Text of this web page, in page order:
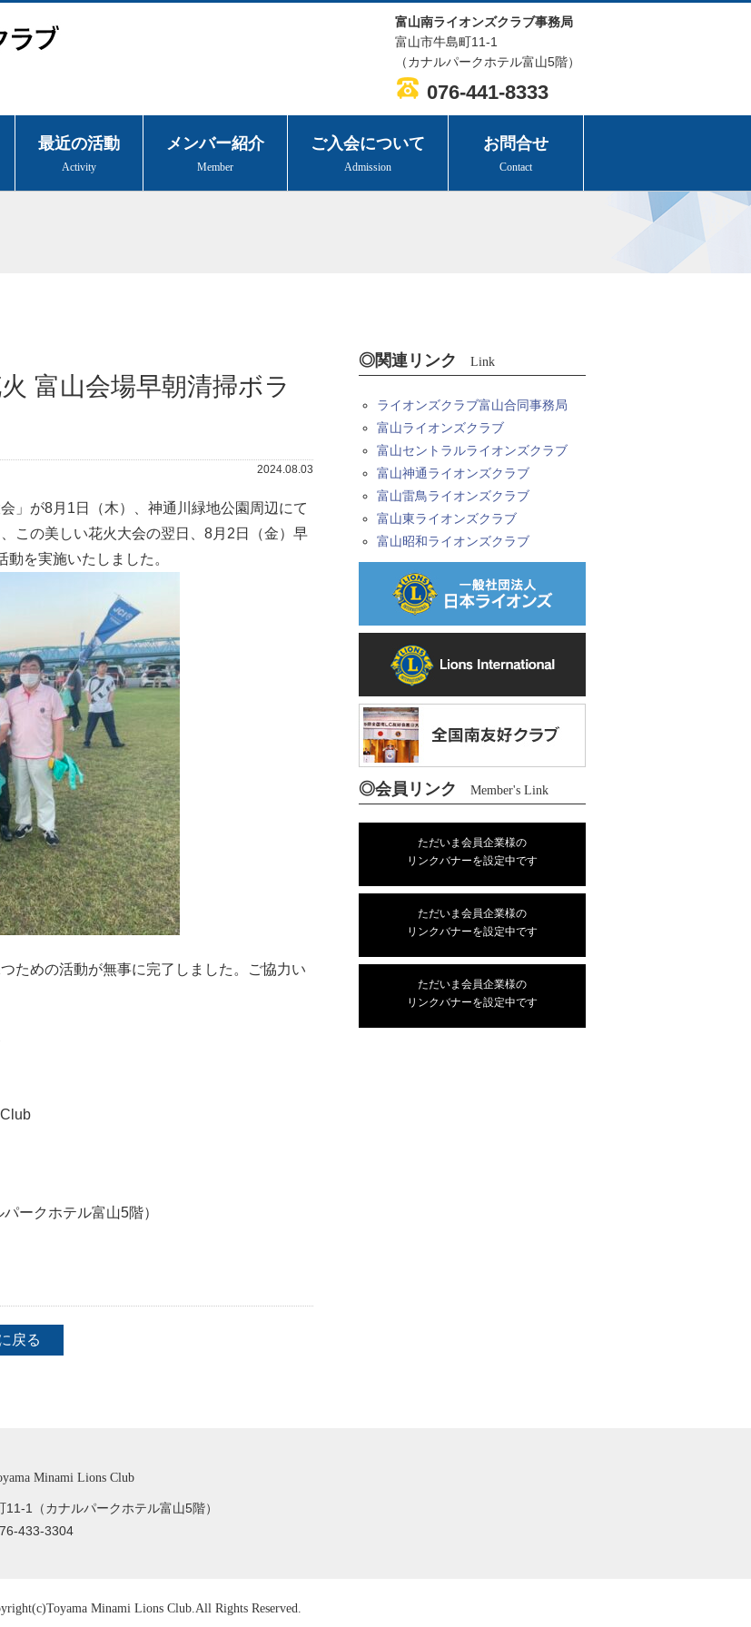
富山南ライオンズクラブ事務局
富山市牛島町11-1
（カナルパークホテル富山5階）
076-441-8333
最近の活動
Activity
メンバー紹介
Member
ご入会について
Admission
お問合せ
Contact
富山会場早朝清掃ボラ
2024.08.03
」が8月1日（木）、神通川緑地公園周辺にて
この美しい花火大会の翌日、8月2日（金）早
を実施いたしました。
ための活動が無事に完了しました。ご協力い
ークホテル富山5階）
戻る
◎関連リンク Link
ライオンズクラブ富山合同事務局
富山ライオンズクラブ
富山セントラルライオンズクラブ
富山神通ライオンズクラブ
富山雷鳥ライオンズクラブ
富山東ライオンズクラブ
富山昭和ライオンズクラブ
◎会員リンク Member's Link
ただいま会員企業様の
リンクバナーを設定中です
ただいま会員企業様の
リンクバナーを設定中です
ただいま会員企業様の
リンクバナーを設定中です
Minami Lions Club
11-1
（カナルパークホテル富山5階）
433-3304
Toyama Minami Lions Club.All Rights Reserved.